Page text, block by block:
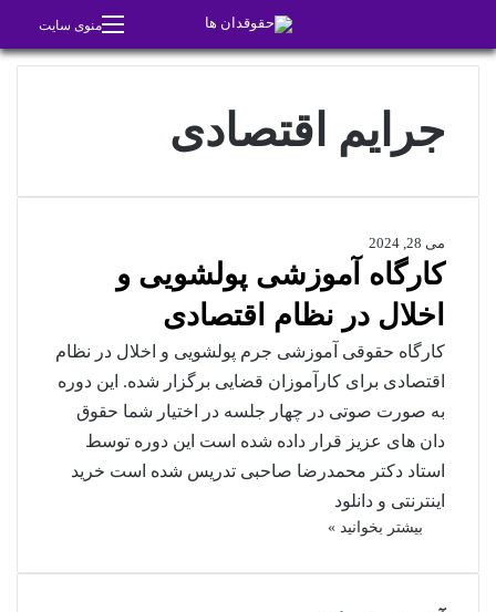
منوی سایت
جرایم اقتصادی
می 28, 2024
کارگاه آموزشی پولشویی و
اخلال در نظام اقتصادی
کارگاه حقوقی آموزشی جرم پولشویی و اخلال در نظام
اقتصادی برای کارآموزان قضایی برگزار شده. این دوره
به صورت صوتی در چهار جلسه در اختیار شما حقوق
دان های عزیز قرار داده شده است این دوره توسط
استاد دکتر محمدرضا صاحبی تدریس شده است خرید
اینترنتی و دانلود
بیشتر بخوانید »